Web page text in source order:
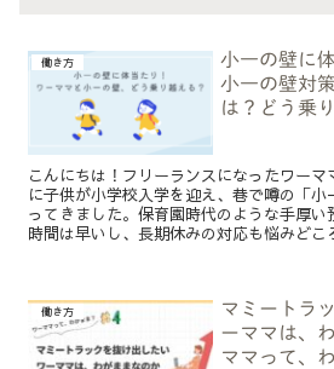
働き方
小一の壁に
小一の壁対
は？どう乗
こんにちは！フリーランスになったワーマ
に子供が小学校入学を迎え、巷で噂の「
ってきました。保育園時代のような手厚い
時間は早いし、長期休みの対応も悩みどこ
働き方
マミートラ
ーママは、
ママって、